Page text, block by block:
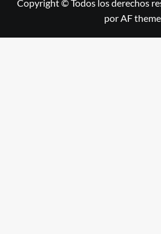
Copyright © Todos los derechos
por AF